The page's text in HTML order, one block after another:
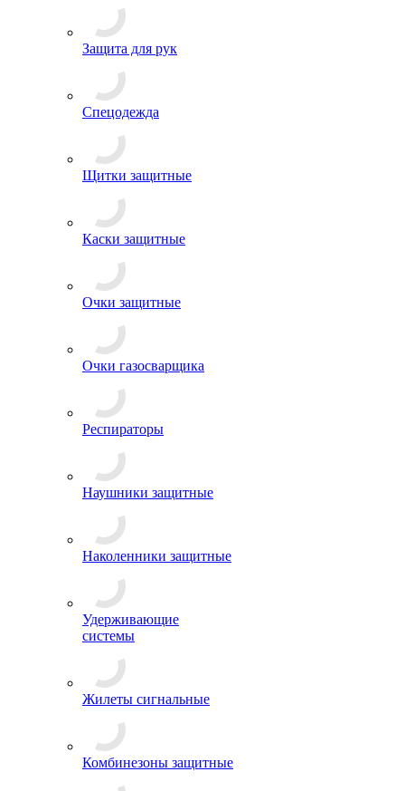
Защита для рук
Спецодежда
Щитки защитные
Каски защитные
Очки защитные
Очки газосварщика
Респираторы
Наушники защитные
Наколенники защитные
Удерживающие
системы
Жилеты сигнальные
Комбинезоны защитные